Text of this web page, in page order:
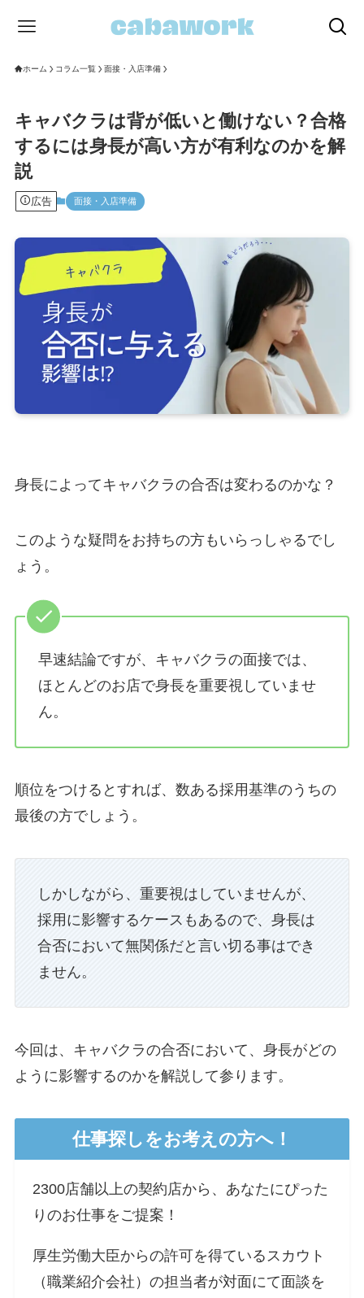
ホーム コラム一覧 面接・入店準備
キャバクラは背が低いと働けない？合格
するには身長が高い方が有利なのかを解
説
広告 面接・入店準備
身長によってキャバクラの合否は変わるのかな？
このような疑問をお持ちの方もいらっしゃるでし
ょう。
早速結論ですが、キャバクラの面接では、
ほとんどのお店で身長を重要視していませ
ん。
順位をつけるとすれば、数ある採用基準のうちの
最後の方でしょう。
しかしながら、重要視はしていませんが、
採用に影響するケースもあるので、身長は
合否において無関係だと言い切る事はでき
ません。
今回は、キャバクラの合否において、身長がどの
ように影響するのかを解説して参ります。
仕事探しをお考えの方へ！
2300店舗以上の契約店から、あなたにぴった
りのお仕事をご提案！
厚生労働大臣からの許可を得ているスカウト
（職業紹介会社）の担当者が対面にて面談を